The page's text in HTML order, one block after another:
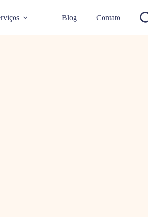
Blog Contato